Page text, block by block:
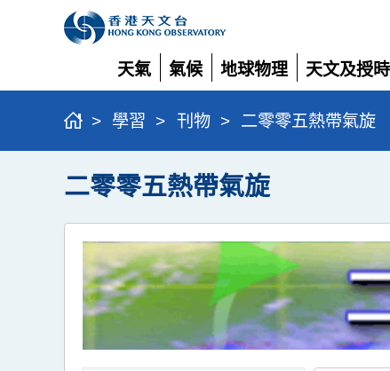
天氣
展
開
氣候
展
開
地球物理
展
開
天文及授時
展
開
> 學習 > 刊物 > 二零零五熱帶氣旋
二零零五熱帶氣旋